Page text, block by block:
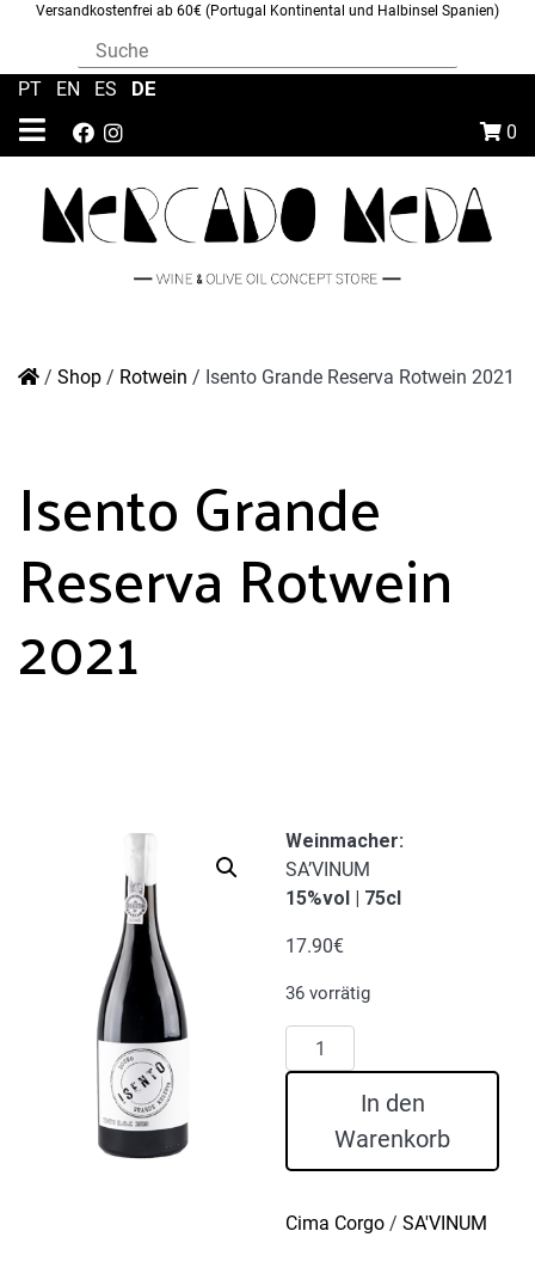
Versandkostenfrei ab 60€ (Portugal Kontinental und Halbinsel Spanien)
0
PT EN ES DE
/ Shop / Rotwein / Isento Grande Reserva Rotwein 2021
Isento Grande
Reserva Rotwein
2021
Weinmacher:
SA’VINUM
15%vol | 75cl
17.90€
36 vorrätig
Isento
Grande
In den
Warenkorb
Cima Corgo / SA'VINUM